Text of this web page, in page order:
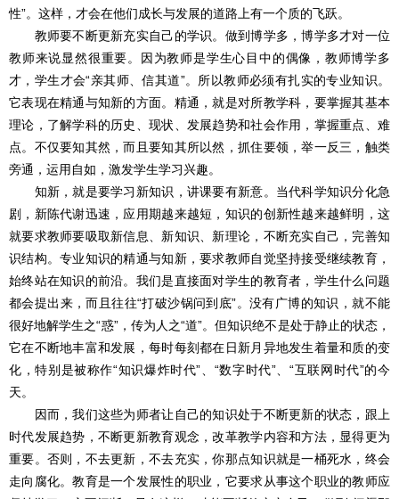
性”。这样，才会在他们成长与发展的道路上有一个质的飞跃。
教师要不断更新充实自己的学识。做到博学多，博学多才对一位
教师来说显然很重要。因为教师是学生心目中的偶像，教师博学多
才，学生才会“亲其师、信其道”。所以教师必须有扎实的专业知识。
它表现在精通与知新的方面。精通，就是对所教学科，要掌握其基本
理论，了解学科的历史、现状、发展趋势和社会作用，掌握重点、难
点。不仅要知其然，而且要知其所以然，抓住要领，举一反三，触类
旁通，运用自如，激发学生学习兴趣。
知新，就是要学习新知识，讲课要有新意。当代科学知识分化急
剧，新陈代谢迅速，应用期越来越短，知识的创新性越来越鲜明，这
就要求教师要吸取新信息、新知识、新理论，不断充实自己，完善知
识结构。专业知识的精通与知新，要求教师自觉坚持接受继续教育，
始终站在知识的前沿。我们是直接面对学生的教育者，学生什么问题
都会提出来，而且往往“打破沙锅问到底”。没有广博的知识，就不能
很好地解学生之“惑”，传为人之“道”。但知识绝不是处于静止的状态，
它在不断地丰富和发展，每时每刻都在日新月异地发生着量和质的变
化，特别是被称作“知识爆炸时代”、“数字时代”、“互联网时代”的今
天。
因而，我们这些为师者让自己的知识处于不断更新的状态，跟上
时代发展趋势，不断更新教育观念，改革教学内容和方法，显得更为
重要。否则，不去更新，不去充实，你那点知识就是一桶死水，终会
走向腐化。教育是一个发展性的职业，它要求从事这个职业的教师应